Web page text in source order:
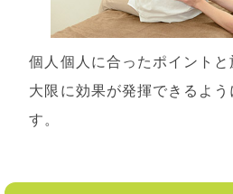
個人個人に合ったポイント
大限に効果が発揮できるよう
す。